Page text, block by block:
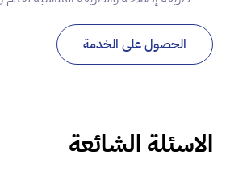
الحصول على الخدمة
الاسئلة الشائعة